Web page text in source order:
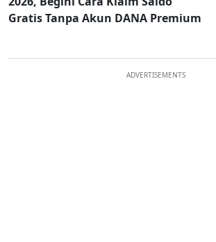
Gratis Tanpa Akun DANA Premium
ADVERTISEMENTS